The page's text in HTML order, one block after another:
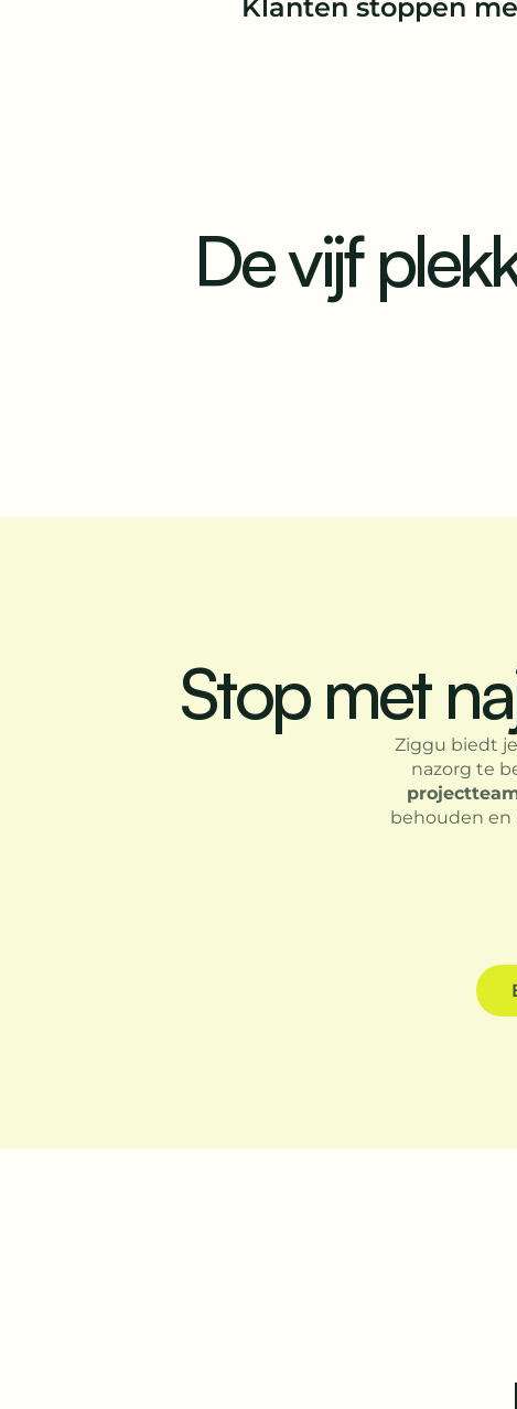
Klanten stoppen
De vijf
Stop met
Ziggu biedt je
nazorg te
behouden en